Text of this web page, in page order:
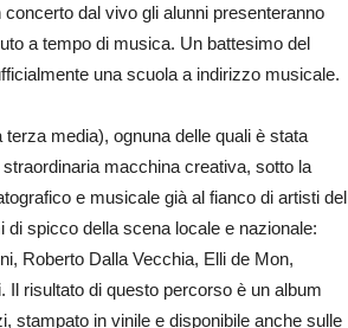
dal vivo gli alunni presenteranno
a tempo di musica. Un battesimo del
una scuola a indirizzo musicale.
media), ognuna delle quali è stata
macchina creativa, sotto la
e musicale già al fianco di artisti del
spicco della scena locale e nazionale:
Roberto Dalla Vecchia, Elli de Mon,
Il risultato di questo percorso è un album
stampato in vinile e disponibile anche sulle